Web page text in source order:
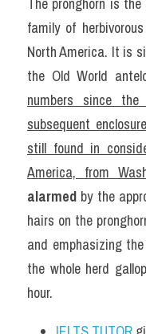
family of
North America. It is
the Old World
numbers since
subsequent
still found in
America, from
alarmed by the
hairs on the
and emphasizing
the whole herd
hour.